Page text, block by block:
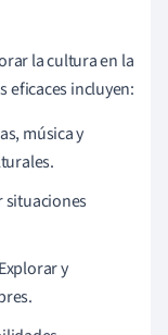
la cultura en la
eficaces incluyen:
música y
situaciones
Explorar y